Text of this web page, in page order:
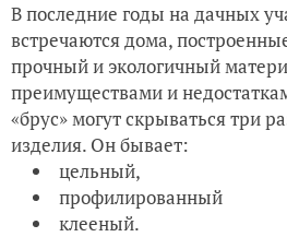
В последние годы на дачных
встречаются дома,
прочный и экологичный
преимуществами и
«брус» могут скрываться три
изделия. Он бывает:
цельный,
профилированный
клееный.